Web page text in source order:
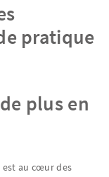
pratique
plus en
est au cœur des